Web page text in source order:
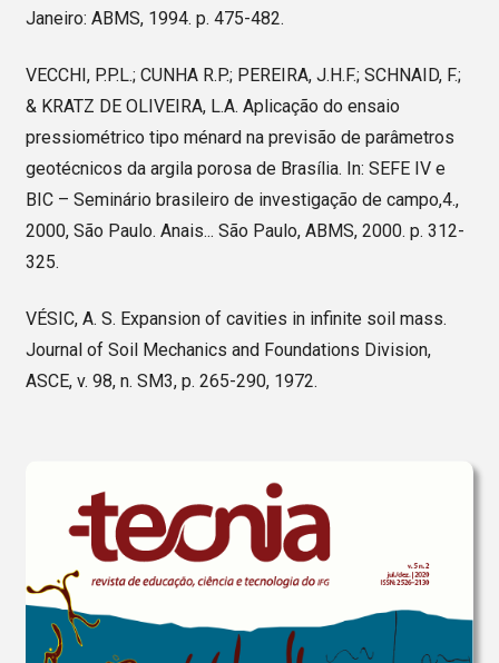
Janeiro: ABMS, 1994. p. 475-482.
VECCHI, P.P.L.; CUNHA R.P.; PEREIRA, J.H.F.; SCHNAID, F.;
& KRATZ DE OLIVEIRA, L.A. Aplicação do ensaio
pressiométrico tipo ménard na previsão de parâmetros
geotécnicos da argila porosa de Brasília. In: SEFE IV e
BIC – Seminário brasileiro de investigação de campo,4.,
2000, São Paulo. Anais... São Paulo, ABMS, 2000. p. 312-
325.
VÉSIC, A. S. Expansion of cavities in infinite soil mass.
Journal of Soil Mechanics and Foundations Division,
ASCE, v. 98, n. SM3, p. 265-290, 1972.